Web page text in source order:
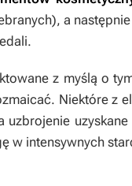
a
z myślą o
Niektóre z
uzbrojenie
w intensywnych